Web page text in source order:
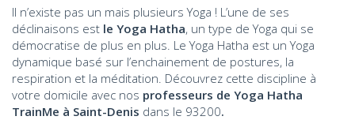
Il n’existe pas un mais plusieurs Yoga ! L’une de ses
déclinaisons est le Yoga Hatha, un type de Yoga qui se
démocratise de plus en plus. Le Yoga Hatha est un Yoga
dynamique basé sur l’enchainement de postures, la
respiration et la méditation. Découvrez cette discipline à
votre domicile avec nos professeurs de Yoga Hatha
TrainMe à Saint-Denis dans le 93200.